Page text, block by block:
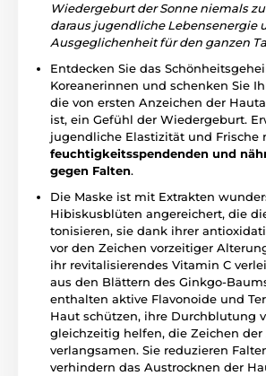
Wiedergeburt der Sonne niemals
daraus jugendliche Lebensenergie
Ausgeglichenheit für den ganzen
Entdecken Sie das
Koreanerinnen und schenken Sie
die von ersten Anzeichen der
ist, ein Gefühl der Wiedergeburt.
jugendliche Elastizität und Frische
feuchtigkeitsspendenden und
gegen Falten.
Die Maske ist mit Extrakten
Hibiskusblüten angereichert, die
tonisieren, sie dank ihrer
vor den Zeichen vorzeitiger
ihr revitalisierendes Vitamin C
aus den Blättern des Ginkgo-
enthalten aktive Flavonoide und
Haut schützen, ihre Durchblutung
gleichzeitig helfen, die Zeichen
verlangsamen. Sie reduzieren
verhindern das Austrocknen der